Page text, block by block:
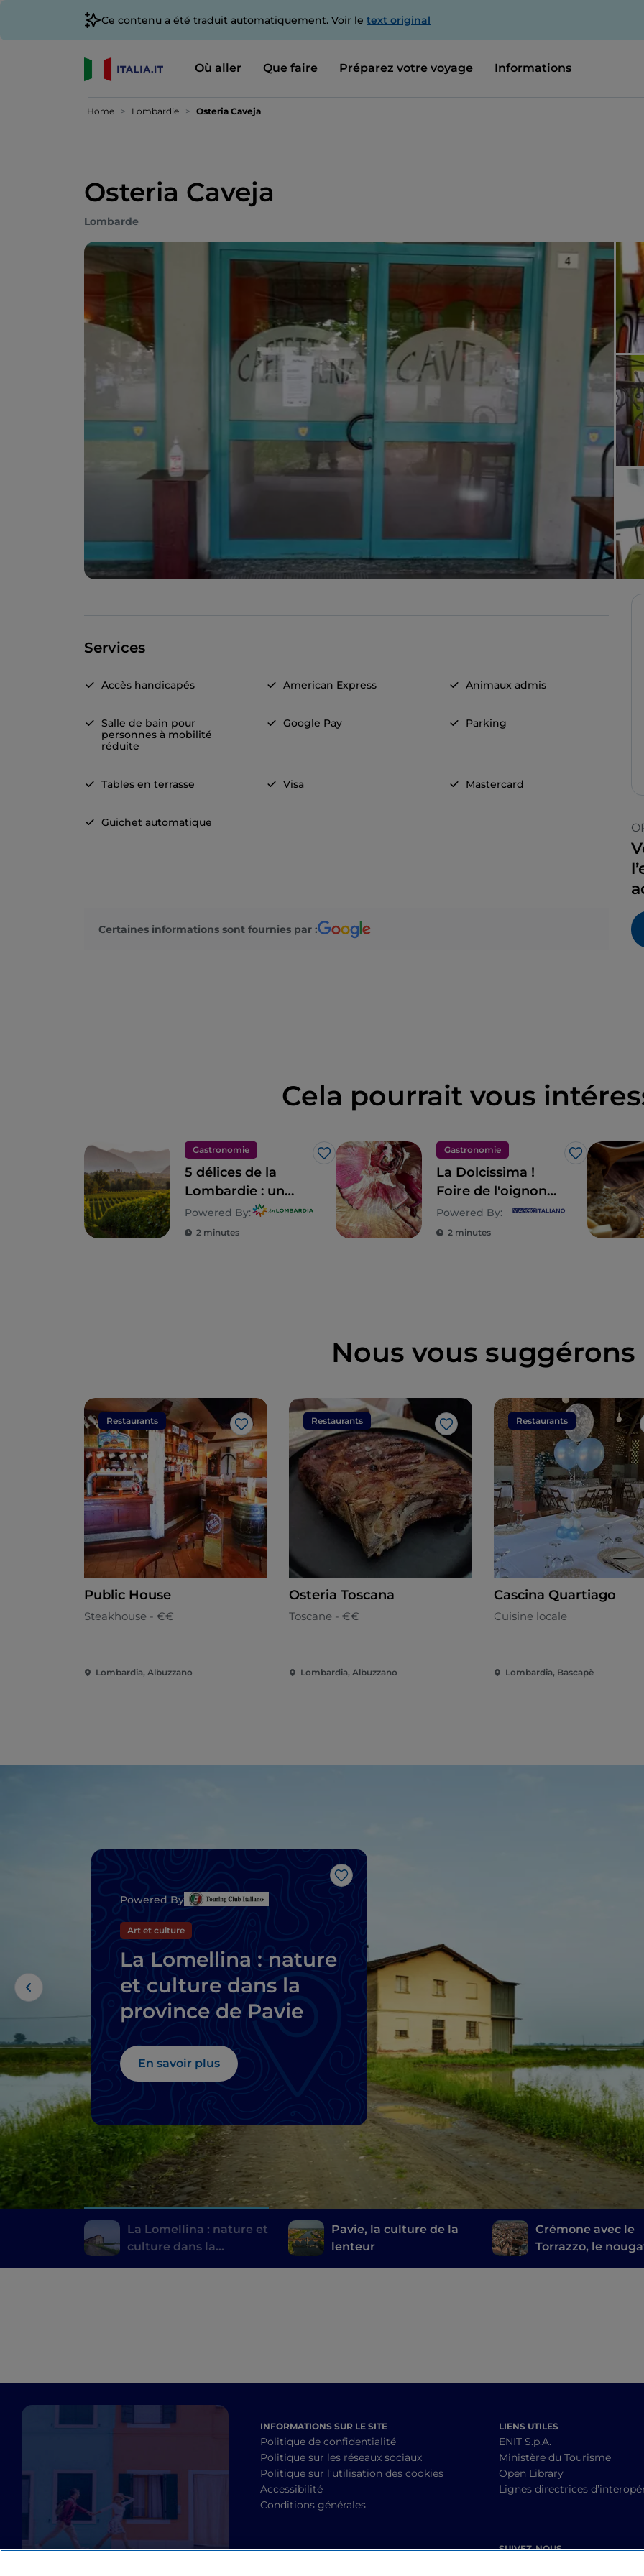
Ce contenu a été traduit automatiquement. Voir le text original
Où aller Que faire Préparez votre voyage Informations
Home Lombardie Osteria Caveja
Osteria Caveja
Lombarde
Services
Accès handicapés American Express Animaux admis
Salle de bain pour
personnes à mobilité
réduite
Google Pay Parking
Tables en terrasse Visa Mastercard
Guichet automatique
Certaines informations sont fournies par :
Cela pourrait vous
Gastronomie
J’aime
5 délices de la
Lombardie : un
territoire à
savourer
Powered By:
2 minutes
Gastronomie
J’aime
La Dolcissima !
Foire de l'oignon
rouge de Breme
Powered By:
2 minutes
Nous vous suggérons
Restaurants
J’aime
Public House
Steakhouse - €€
Lombardia, Albuzzano
Restaurants
J’aime
Osteria Toscana
Toscane - €€
Lombardia, Albuzzano
Restaurants
Cascina Quartiago
Cuisine locale
Lombardia, Bascapè
J’aime
Powered By
Art et culture
La Lomellina : nature
et culture dans la
province de Pavie
En savoir plus
La Lomellina : nature et
culture dans la
Pavie, la culture de la
lenteur
Crémone avec le
Torrazzo, le
INFORMATIONS SUR LE SITE
Politique de confidentialité
Politique sur les réseaux sociaux
Politique sur l’utilisation des cookies
Accessibilité
Conditions générales
LIENS UTILES
ENIT S.p.A.
Ministère du Tourisme
Open Library
Lignes directrices
SUIVEZ-NOUS